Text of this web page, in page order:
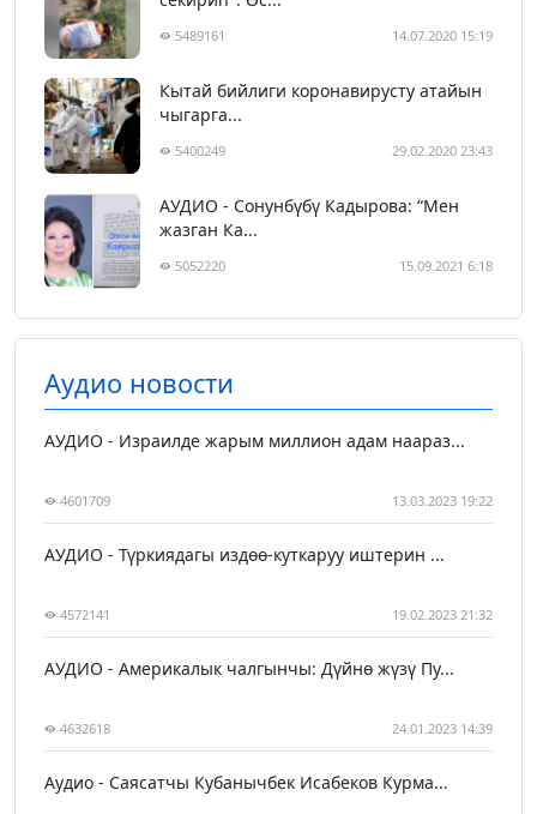
5489161 14.07.2020 15:19
Кытай бийлиги коронавирусту атайын
чыгарга...
5400249 29.02.2020 23:43
АУДИО - Сонунбүбү Кадырова: “Мен
жазган Ка...
5052220 15.09.2021 6:18
Аудио новости
АУДИО - Израилде жарым миллион адам наараз...
4601709 13.03.2023 19:22
АУДИО - Түркиядагы издөө-куткаруу иштерин ...
4572141 19.02.2023 21:32
АУДИО - Америкалык чалгынчы: Дүйнө жүзү Пу...
4632618 24.01.2023 14:39
Аудио - Саясатчы Кубанычбек Исабеков Курма...